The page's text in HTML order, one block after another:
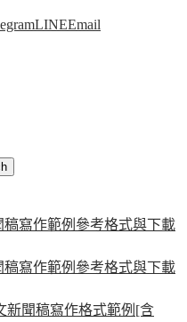
LINEEmail
稿寫作範例參考格式與下載
稿寫作範例參考格式與下載
新聞稿寫作格式範例[含